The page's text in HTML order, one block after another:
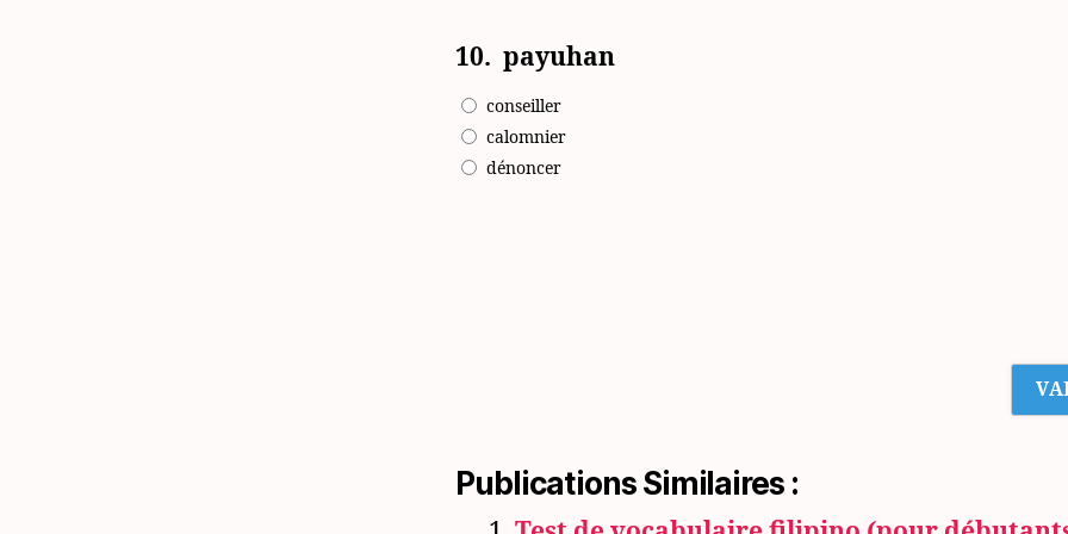
10. payuhan
conseiller
calomnier
dénoncer
Publications Similaires :